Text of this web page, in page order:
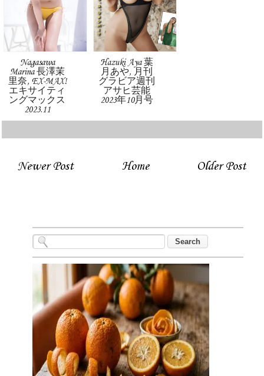
Nagasawa
Marina 長澤茉
里奈, EX-MAX!
エキサイティ
ングマックス
2023.11
Hazuki Aya 葉
月あや, 月刊
グラビア週刊
アサヒ芸能
2023年10月号
Newer Post Older Post
Home